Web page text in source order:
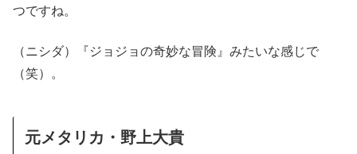
つですね。
（ニシダ）『ジョジョの奇妙な冒険』みたいな感じで
（笑）。
元メタリカ・野上大貴